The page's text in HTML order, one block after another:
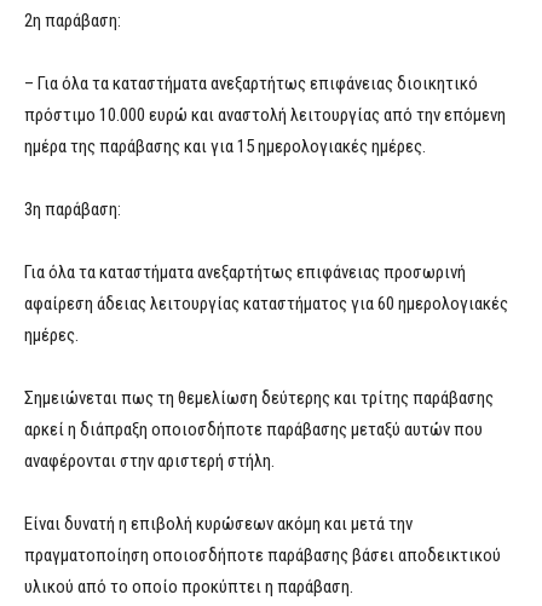
2η παράβαση:
– Για όλα τα καταστήματα ανεξαρτήτως επιφάνειας διοικητικό
πρόστιμο 10.000 ευρώ και αναστολή λειτουργίας από την επόμενη
ημέρα της παράβασης και για 15 ημερολογιακές ημέρες.
3η παράβαση:
Για όλα τα καταστήματα ανεξαρτήτως επιφάνειας προσωρινή
αφαίρεση άδειας λειτουργίας καταστήματος για 60 ημερολογιακές
ημέρες.
Σημειώνεται πως τη θεμελίωση δεύτερης και τρίτης παράβασης
αρκεί η διάπραξη οποιοσδήποτε παράβασης μεταξύ αυτών που
αναφέρονται στην αριστερή στήλη.
Είναι δυνατή η επιβολή κυρώσεων ακόμη και μετά την
πραγματοποίηση οποιοσδήποτε παράβασης βάσει αποδεικτικού
υλικού από το οποίο προκύπτει η παράβαση.